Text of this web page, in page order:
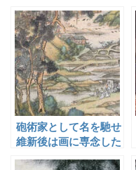
砲術家として名を馳せ
維新後は画に専念した